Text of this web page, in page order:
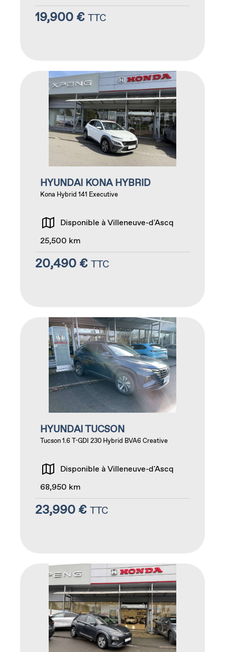
19,900 € TTC
HYUNDAI KONA HYBRID
Kona Hybrid 141 Executive
Disponible à Villeneuve-d'Ascq
25,500 km
20,490 € TTC
HYUNDAI TUCSON
Tucson 1.6 T-GDI 230 Hybrid BVA6 Creative
Disponible à Villeneuve-d'Ascq
68,950 km
23,990 € TTC